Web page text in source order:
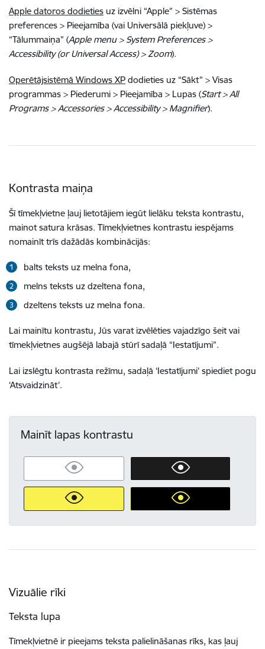
Apple datoros dodieties uz izvēlni “Apple” > Sistēmas
preferences > Pieejamība (vai Universālā piekļuve) >
“Tālummaiņa” (Apple menu > System Preferences >
Accessibility (or Universal Access) > Zoom).
Operētājsistēmā Windows XP dodieties uz “Sākt” > Visas
programmas > Piederumi > Pieejamība > Lupas (Start > All
Programs > Accessories > Accessibility > Magnifier).
Kontrasta maiņa
Šī tīmekļvietne ļauj lietotājiem iegūt lielāku teksta kontrastu,
mainot satura krāsas. Tīmekļvietnes kontrastu iespējams
nomainīt trīs dažādās kombinācijās:
balts teksts uz melna fona,
melns teksts uz dzeltena fona,
dzeltens teksts uz melna fona.
Lai mainītu kontrastu, Jūs varat izvēlēties vajadzīgo šeit vai
tīmekļvietnes augšējā labajā stūrī sadaļā “Iestatījumi”.
Lai izslēgtu kontrasta režīmu, sadaļā ‘Iestatījumi’ spiediet pogu
‘Atsvaidzināt’.
Mainīt lapas kontrastu
Vizuālie rīki
Teksta lupa
Tīmekļvietnē ir pieejams teksta palielināšanas rīks, kas ļauj